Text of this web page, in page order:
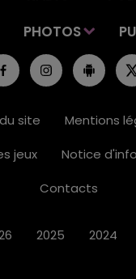
PHOTOS
site
Mentions
jeux
Notice
Contacts
2025 2024